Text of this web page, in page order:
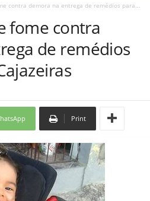
contra demora na entrega de remédios para...
fome contra
de remédios
Print